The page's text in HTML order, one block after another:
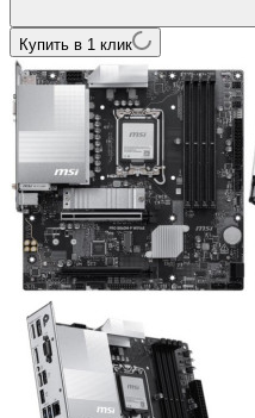
Купить в 1 клик